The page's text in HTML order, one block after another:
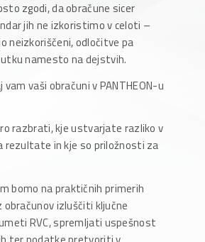
zgodi, da obračune sicer
jih ne izkoristimo v celoti –
neizkoriščeni, odločitve pa
namesto na dejstvih.
vaši obračuni v PANTHEON-u
razbrati, kje ustvarjate razliko v
rezultate in kje so priložnosti za
bomo na praktičnih primerih
obračunov izluščiti ključne
RVC, spremljati uspešnost